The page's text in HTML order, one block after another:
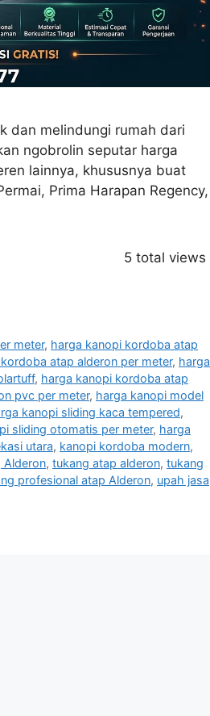
dan melindungi rumah dari
ngobrolin seputar harga
lainnya, khususnya buat
Prima Harapan Regency,
5 total views
meter, harga kanopi kordoba atap
atap alderon per meter, harga
, harga kanopi kordoba atap
pvc per meter, harga kanopi model
kanopi sliding kaca tempered,
sliding otomatis per meter, harga
utara, kanopi kordoba modern,
Alderon, tukang atap alderon, tukang
profesional atap Alderon, upah jasa